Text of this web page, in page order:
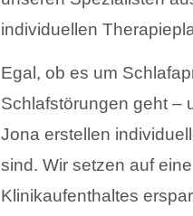
individuellen
Egal, ob es um
Schlafstörungen geht –
Jona erstellen
sind. Wir setzen auf
Klinikaufenthaltes